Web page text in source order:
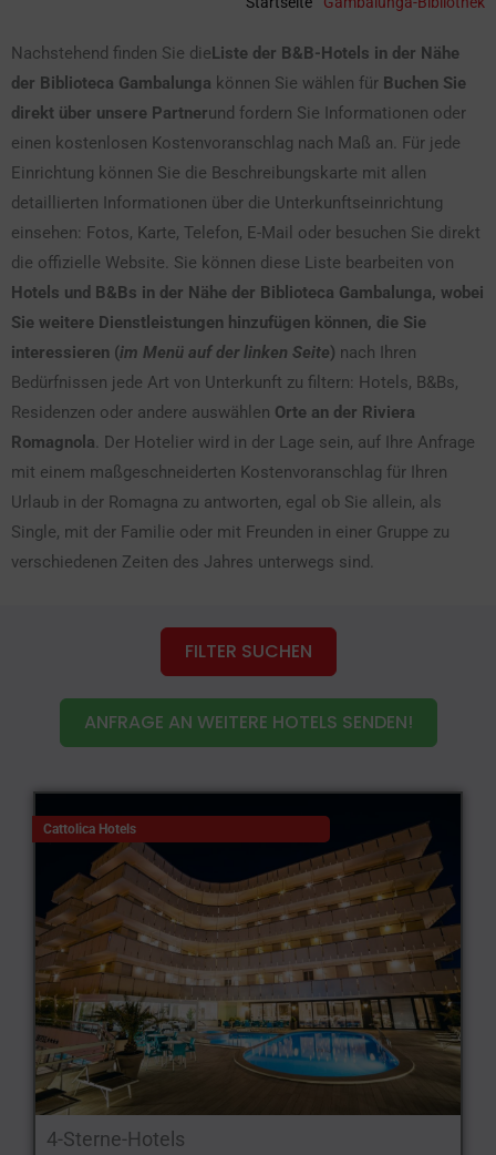
Nachstehend finden Sie dieListe der B&B-Hotels in der Nähe
der Biblioteca Gambalunga können Sie wählen für Buchen Sie
direkt über unsere Partnerund fordern Sie Informationen oder
einen kostenlosen Kostenvoranschlag nach Maß an. Für jede
Einrichtung können Sie die Beschreibungskarte mit allen
detaillierten Informationen über die Unterkunftseinrichtung
einsehen: Fotos, Karte, Telefon, E-Mail oder besuchen Sie direkt
die offizielle Website. Sie können diese Liste bearbeiten von
Hotels und B&Bs in der Nähe der Biblioteca Gambalunga, wobei
Sie weitere Dienstleistungen hinzufügen können, die Sie
interessieren (im Menü auf der linken Seite) nach Ihren
Bedürfnissen jede Art von Unterkunft zu filtern: Hotels, B&Bs,
Residenzen oder andere auswählen Orte an der Riviera
Romagnola. Der Hotelier wird in der Lage sein, auf Ihre Anfrage
mit einem maßgeschneiderten Kostenvoranschlag für Ihren
Urlaub in der Romagna zu antworten, egal ob Sie allein, als
Single, mit der Familie oder mit Freunden in einer Gruppe zu
verschiedenen Zeiten des Jahres unterwegs sind.
FILTER SUCHEN
ANFRAGE AN WEITERE HOTELS SENDEN!
Cattolica Hotels
4-Sterne-Hotels